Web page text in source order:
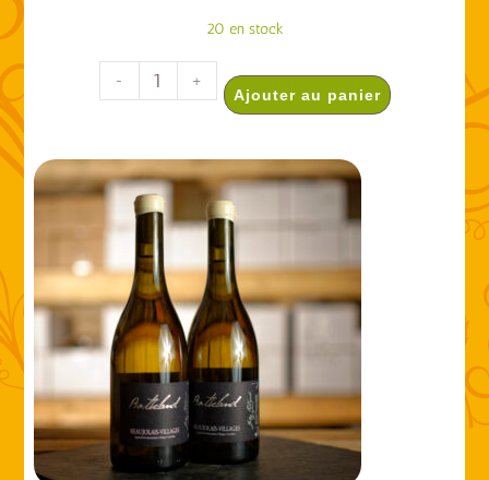
20 en stock
- +
Ajouter au panier